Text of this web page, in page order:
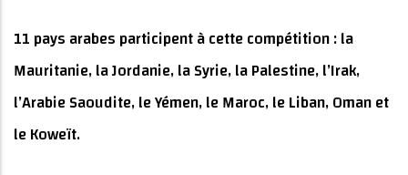
11 pays arabes participent à cette compétition : la
Mauritanie, la Jordanie, la Syrie, la Palestine, l’Irak,
l’Arabie Saoudite, le Yémen, le Maroc, le Liban, Oman et
le Koweït.